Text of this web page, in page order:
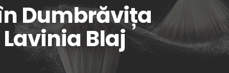
Dumbrăvița
Blaj